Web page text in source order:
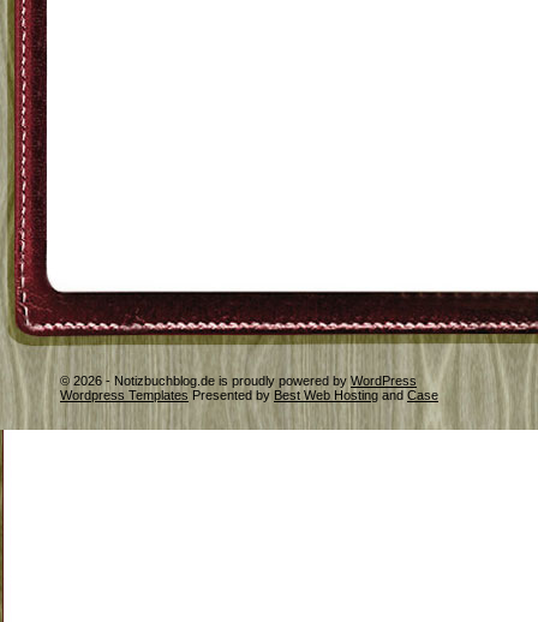
© 2026 - Notizbuchblog.de is proudly powered by WordPress
Wordpress Templates Presented by Best Web Hosting and Case